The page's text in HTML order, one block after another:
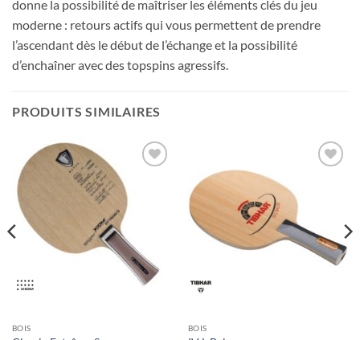
donne la possibilité de maîtriser les éléments clés du jeu
moderne : retours actifs qui vous permettent de prendre
l’ascendant dès le début de l’échange et la possibilité
d’enchaîner avec des topspins agressifs.
PRODUITS SIMILAIRES
BOIS BOIS